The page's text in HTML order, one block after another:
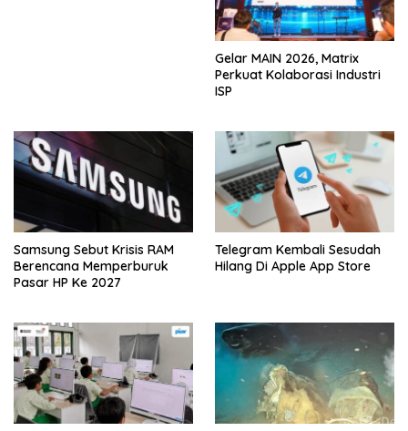
Gelar MAIN 2026, Matrix
Perkuat Kolaborasi Industri
ISP
Samsung Sebut Krisis RAM
Berencana Memperburuk
Pasar HP Ke 2027
Telegram Kembali Sesudah
Hilang Di Apple App Store